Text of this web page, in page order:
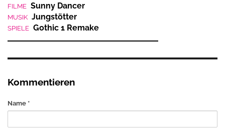
FILME Sunny Dancer
MUSIK Jungstötter
SPIELE Gothic 1 Remake
Kommentieren
Name *